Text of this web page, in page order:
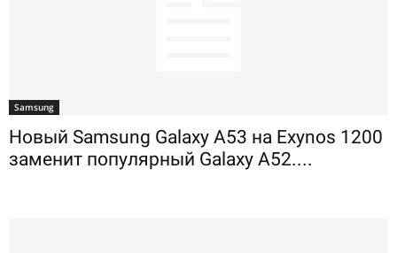
Samsung
Новый Samsung Galaxy A53 на Exynos 1200
заменит популярный Galaxy A52....